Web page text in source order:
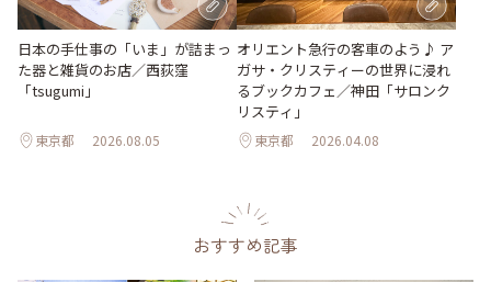
日本の手仕事の「いま」が詰まっ
た器と雑貨のお店／西荻窪
「tsugumi」
東京都 2026.08.05
オリエント急行の客車のよう♪ ア
ガサ・クリスティーの世界に浸れ
るブックカフェ／神田「サロンク
リスティ」
東京都 2026.04.08
おすすめ記事